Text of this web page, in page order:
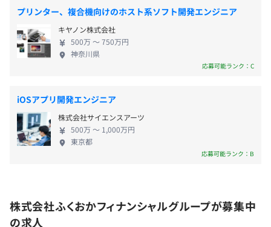
4～6人が共同で1サービスを創り上げていきます。
開発環境：AWS、Docker、IntelliJ IDEA、Slack 等
契約更新の有無・契約期間の定め
なし(６ヶ月)
入社後6カ月間は契約社員となりますが、勤務態度など期
待通り就業いただければ正社員となります
契約更新の上限
契約満了後は、正社員になりますので契約社員としての更
す。 ◆『人とデジタルの力で、暮らしと経済を新し
く』 私たちのミッションは、暮らしと経済を、人と
技術の力で進化させること。 日本初のスマホ専業デ
ジタルバンクやオンライン口座振替サービスなど、
生活者向けのサービスを生み出しながら、法人向け
い価値を生み出す ●少人数でスピード感を持って物
事を進める このような風土を銀行の中に持ち込ん
で、変革を進めています。 誰もたどり着いたことの
ない未来をつくる。 暮らし、お金、地域、経済の変
プリンター、複合機向けのホスト系ソフト開発エンジニア
キヤノン株式会社
500万 〜 750万円
神奈川県
応募可能ランク：C
iOSアプリ開発エンジニア
株式会社サイエンスアーツ
500万 〜 1,000万円
東京都
応募可能ランク：B
株式会社ふくおかフィナンシャルグループが募集中
の求人